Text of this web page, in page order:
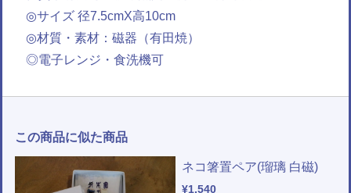
◎サイズ 径7.5cmX高10cm
◎材質・素材：磁器（有田焼）
◎電子レンジ・食洗機可
この商品に似た商品
ネコ箸置ペア(瑠璃 白磁)
¥1,540